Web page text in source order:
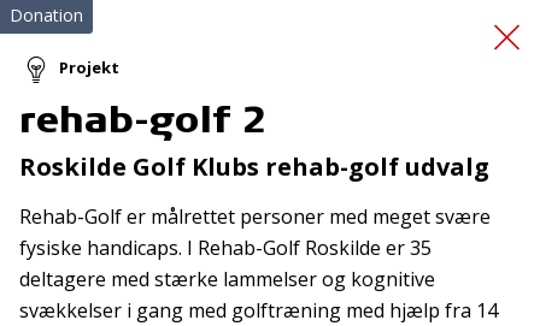
Weekend Danhostel
Kalundborg
Donation
Projekt
rehab-golf 2
Roskilde Golf Klubs rehab-golf udvalg
Rehab-Golf er målrettet personer med meget svære
fysiske handicaps. I Rehab-Golf Roskilde er 35
deltagere med stærke lammelser og kognitive
svækkelser i gang med golftræning med hjælp fra 14